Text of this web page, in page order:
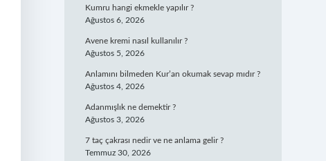
Kumru hangi ekmekle yapılır ?
Ağustos 6, 2026
Avene kremi nasıl kullanılır ?
Ağustos 5, 2026
Anlamını bilmeden Kur’an okumak sevap mıdır ?
Ağustos 4, 2026
Adanmışlık ne demektir ?
Ağustos 3, 2026
7 taç çakrası nedir ve ne anlama gelir ?
Temmuz 30, 2026